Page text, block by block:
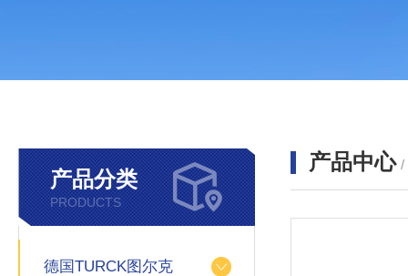
产品分类
PRODUCTS
德国TURCK图尔克
产品中心 /